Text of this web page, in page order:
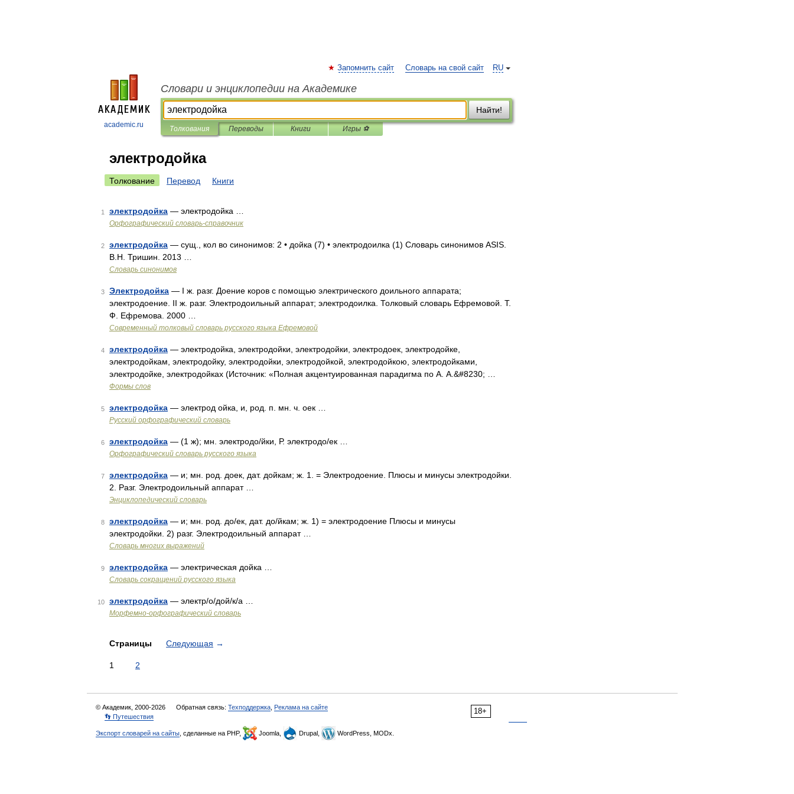
academic.ru
RU
Запомнить сайт Словарь на свой сайт
Словари и энциклопедии на Академике
Найти!
Толкования Переводы Книги Игры ⚽
электродойка
Толкование Перевод Книги
1 электродойка — электродойка …
Орфографический словарь-справочник
2 электродойка — сущ., кол во синонимов: 2 • дойка (7) • электродоилка (1) Словарь синонимов ASIS.
В.Н. Тришин. 2013 …
Словарь синонимов
3 Электродойка — I ж. разг. Доение коров с помощью электрического доильного аппарата;
электродоение. II ж. разг. Электродоильный аппарат; электродоилка. Толковый словарь Ефремовой. Т.
Ф. Ефремова. 2000 …
Современный толковый словарь русского языка Ефремовой
4 электродойка — электродойка, электродойки, электродойки, электродоек, электродойке,
электродойкам, электродойку, электродойки, электродойкой, электродойкою, электродойками,
электродойке, электродойках (Источник: «Полная акцентуированная парадигма по А. А.&#8230; …
Формы слов
5 электродойка — электрод ойка, и, род. п. мн. ч. оек …
Русский орфографический словарь
6 электродойка — (1 ж); мн. электродо/йки, Р. электродо/ек …
Орфографический словарь русского языка
7 электродойка — и; мн. род. доек, дат. дойкам; ж. 1. = Электродоение. Плюсы и минусы электродойки.
2. Разг. Электродоильный аппарат …
Энциклопедический словарь
8 электродойка — и; мн. род. до/ек, дат. до/йкам; ж. 1) = электродоение Плюсы и минусы
электродойки. 2) разг. Электродоильный аппарат …
Словарь многих выражений
9 электродойка — электрическая дойка …
Словарь сокращений русского языка
10 электродойка — электр/о/дой/к/а …
Морфемно-орфографический словарь
Страницы Следующая →
1 2
18+
© Академик, 2000-2026 Обратная связь: Техподдержка Реклама на сайте
👣 Путешествия
Экспорт словарей на сайты , сделанные на PHP, Joomla, Drupal, WordPress, MODx.